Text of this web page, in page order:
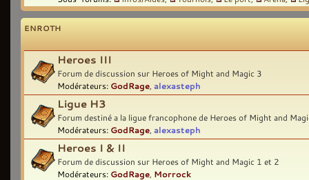
ENROTH
Heroes III
Forum de discussion sur Heroes of Might and Magic 3
Modérateurs: GodRage alexasteph
Ligue H3
Forum destiné a la ligue francophone de Heroes of Might and
Modérateurs: GodRage alexasteph
Heroes I & II
Forum de discussion sur Heroes of Might and Magic 1 et 2
Modérateurs: GodRage Morrock